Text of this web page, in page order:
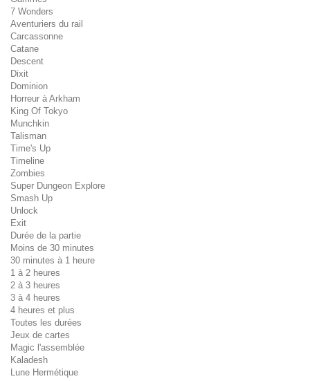
7 Wonders
Aventuriers du rail
Carcassonne
Catane
Descent
Dixit
Dominion
Horreur à Arkham
King Of Tokyo
Munchkin
Talisman
Time's Up
Timeline
Zombies
Super Dungeon Explore
Smash Up
Unlock
Exit
Durée de la partie
Moins de 30 minutes
30 minutes à 1 heure
1 à 2 heures
2 à 3 heures
3 à 4 heures
4 heures et plus
Toutes les durées
Jeux de cartes
Magic l'assemblée
Kaladesh
Lune Hermétique